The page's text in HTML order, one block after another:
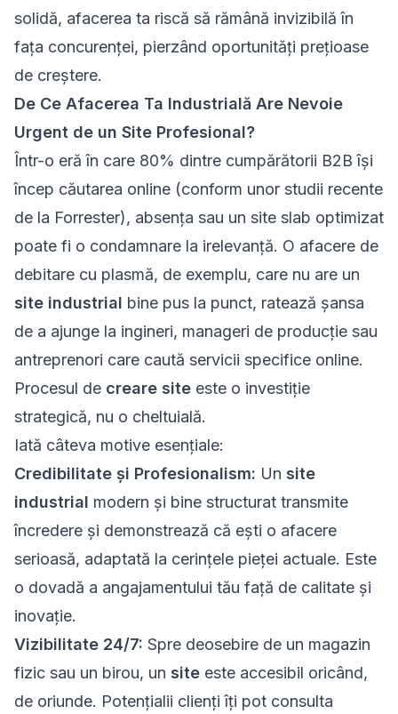
solidă, afacerea ta riscă să rămână invizibilă în
fața concurenței, pierzând oportunități prețioase
de creștere.
De Ce Afacerea Ta Industrială Are Nevoie
Urgent de un Site Profesional?
Într-o eră în care 80% dintre cumpărătorii B2B își
încep căutarea online (conform unor studii recente
de la Forrester), absența sau un site slab optimizat
poate fi o condamnare la irelevanță. O afacere de
debitare cu plasmă, de exemplu, care nu are un
site industrial bine pus la punct, ratează șansa
de a ajunge la ingineri, manageri de producție sau
antreprenori care caută servicii specifice online.
Procesul de creare site este o investiție
strategică, nu o cheltuială.
Iată câteva motive esențiale:
Credibilitate și Profesionalism: Un site
industrial modern și bine structurat transmite
încredere și demonstrează că ești o afacere
serioasă, adaptată la cerințele pieței actuale. Este
o dovadă a angajamentului tău față de calitate și
inovație.
Vizibilitate 24/7: Spre deosebire de un magazin
fizic sau un birou, un site este accesibil oricând,
de oriunde. Potențialii clienți îți pot consulta